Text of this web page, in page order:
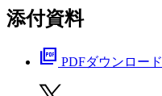
添付資料
picture_as_pdf PDFダウンロード